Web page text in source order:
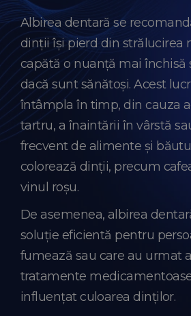
Albirea dentară se
dinții își pierd din strălucirea
capătă o nuanță mai închisă
dacă sunt sănătoși. Acest
întâmpla în timp, din cauza
tartru, a înaintării în vârstă
frecvent de alimente și
colorează dinții, precum
vinul roșu.
De asemenea, albirea
soluție eficientă pentru
fumează sau care au urmat
tratamente
influențat culoarea dinților.